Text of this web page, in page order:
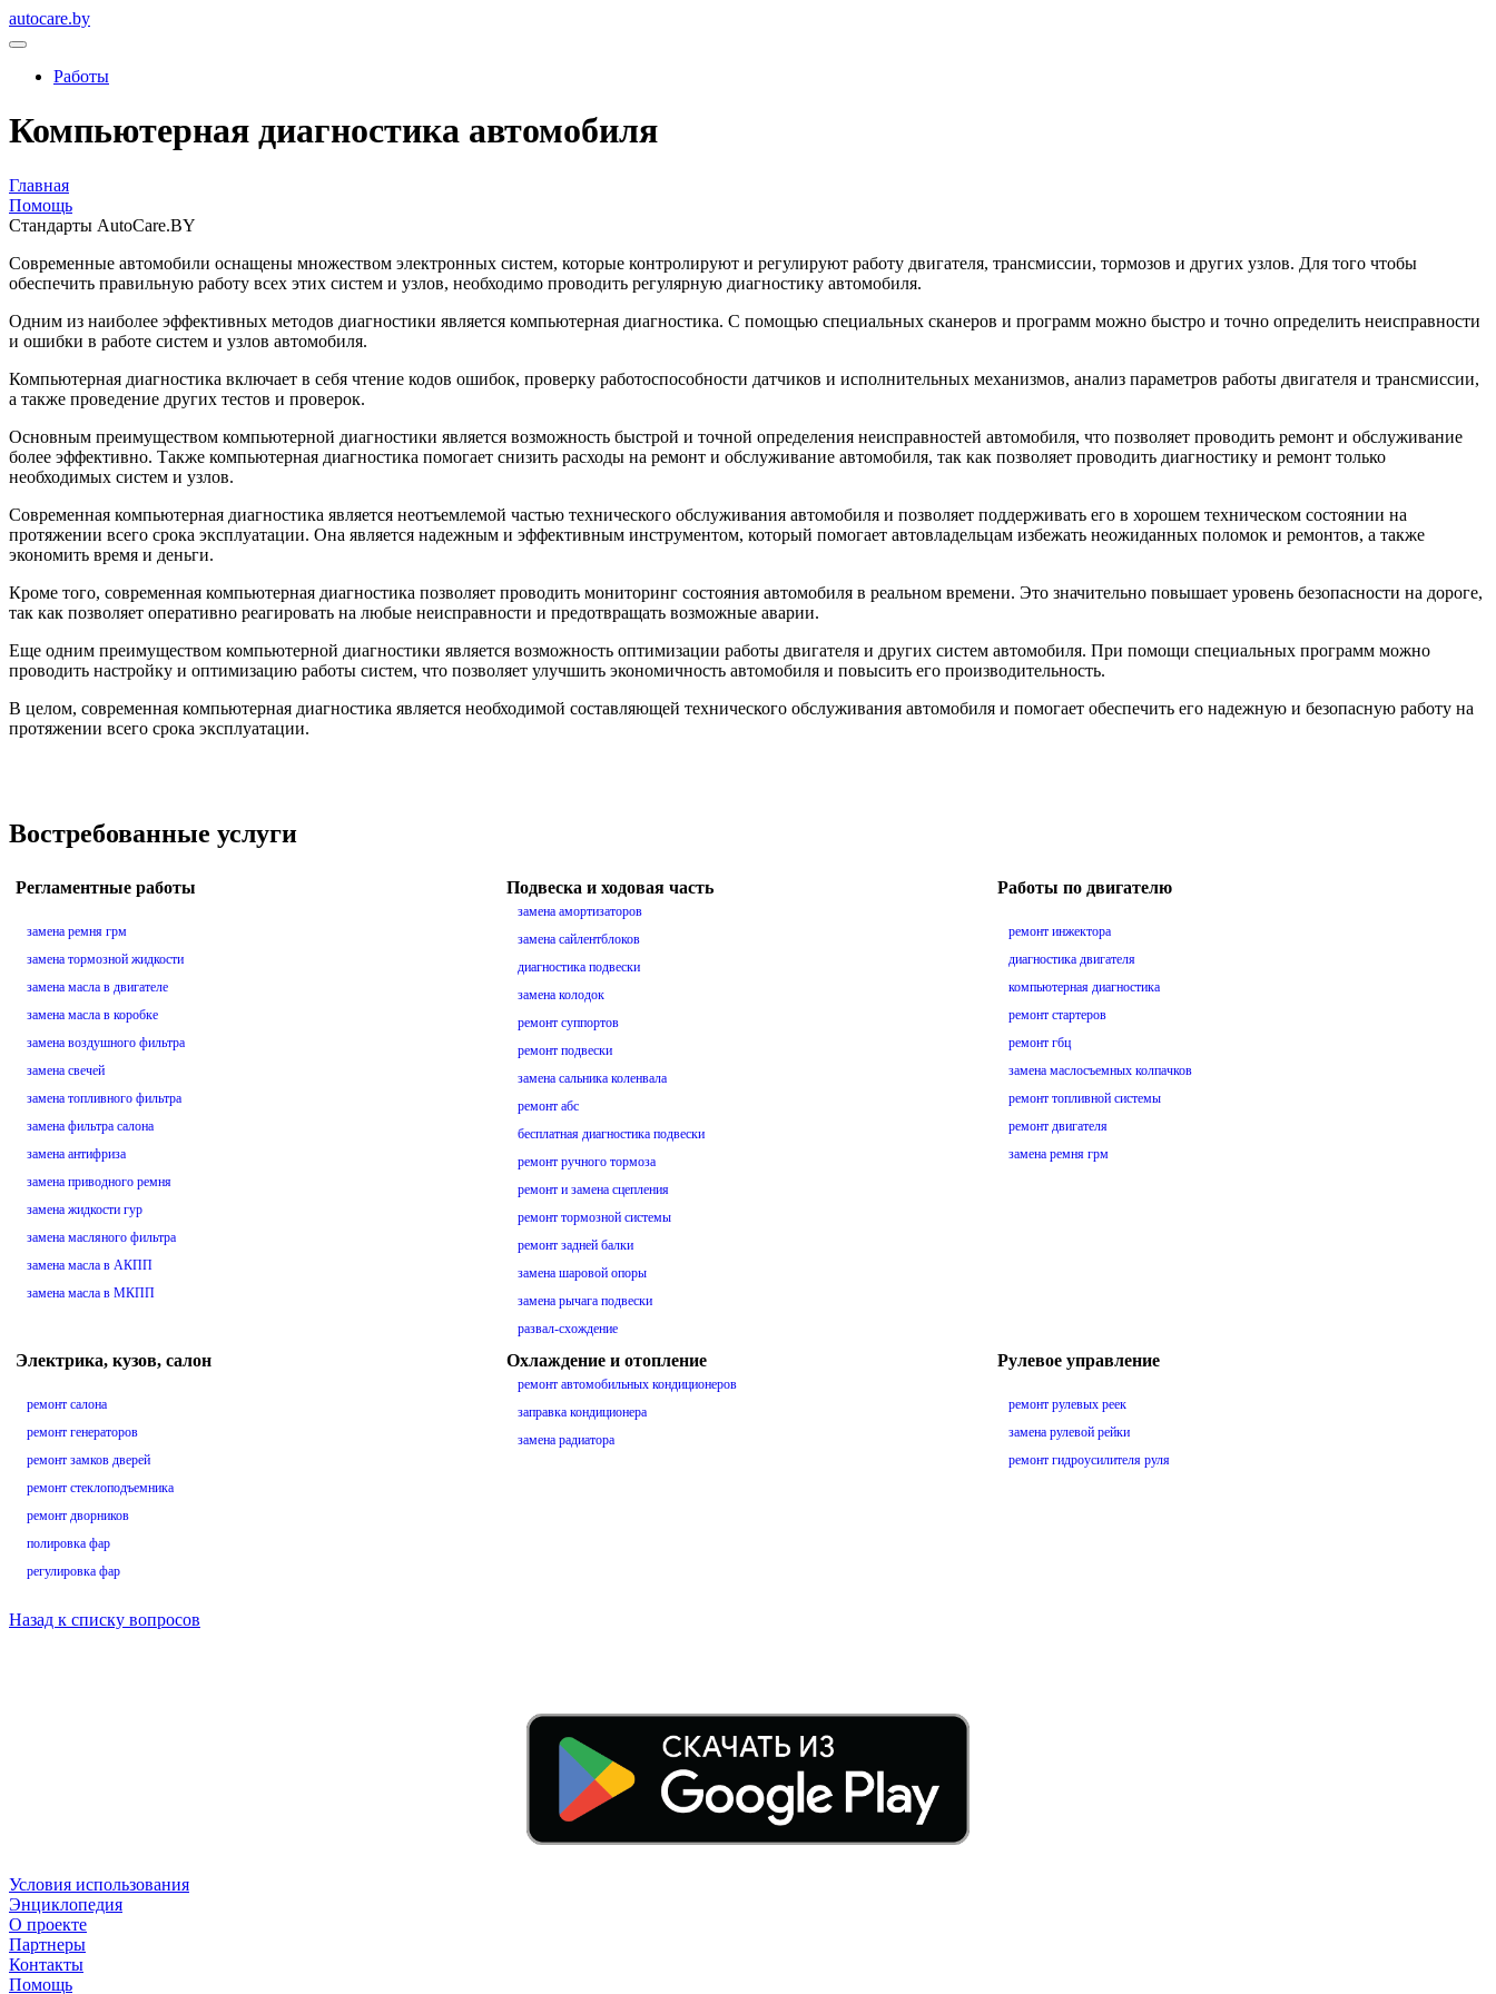
autocare.by
Работы
Компьютерная диагностика автомобиля
Главная
Помощь
Стандарты AutoCare.BY
Современные автомобили оснащены множеством электронных систем, которые контролируют и регулируют работу двигателя, трансмиссии, тормозов и других узлов. Для того чтобы
обеспечить правильную работу всех этих систем и узлов, необходимо проводить регулярную диагностику автомобиля.
Одним из наиболее эффективных методов диагностики является компьютерная диагностика. С помощью специальных сканеров и программ можно быстро и точно определить неисправности
и ошибки в работе систем и узлов автомобиля.
Компьютерная диагностика включает в себя чтение кодов ошибок, проверку работоспособности датчиков и исполнительных механизмов, анализ параметров работы двигателя и трансмиссии,
а также проведение других тестов и проверок.
Основным преимуществом компьютерной диагностики является возможность быстрой и точной определения неисправностей автомобиля, что позволяет проводить ремонт и обслуживание
более эффективно. Также компьютерная диагностика помогает снизить расходы на ремонт и обслуживание автомобиля, так как позволяет проводить диагностику и ремонт только
необходимых систем и узлов.
Современная компьютерная диагностика является неотъемлемой частью технического обслуживания автомобиля и позволяет поддерживать его в хорошем техническом состоянии на
протяжении всего срока эксплуатации. Она является надежным и эффективным инструментом, который помогает автовладельцам избежать неожиданных поломок и ремонтов, а также
экономить время и деньги.
Кроме того, современная компьютерная диагностика позволяет проводить мониторинг состояния автомобиля в реальном времени. Это значительно повышает уровень безопасности на дороге,
так как позволяет оперативно реагировать на любые неисправности и предотвращать возможные аварии.
Еще одним преимуществом компьютерной диагностики является возможность оптимизации работы двигателя и других систем автомобиля. При помощи специальных программ можно
проводить настройку и оптимизацию работы систем, что позволяет улучшить экономичность автомобиля и повысить его производительность.
В целом, современная компьютерная диагностика является необходимой составляющей технического обслуживания автомобиля и помогает обеспечить его надежную и безопасную работу на
протяжении всего срока эксплуатации.
Востребованные услуги
Регламентные работы
замена ремня грм
замена тормозной жидкости
замена масла в двигателе
замена масла в коробке
замена воздушного фильтра
замена свечей
замена топливного фильтра
замена фильтра салона
замена антифриза
замена приводного ремня
замена жидкости гур
замена масляного фильтра
замена масла в АКПП
замена масла в МКПП
Подвеска и ходовая часть
замена амортизаторов
замена сайлентблоков
диагностика подвески
замена колодок
ремонт суппортов
ремонт подвески
замена сальника коленвала
ремонт абс
бесплатная диагностика подвески
ремонт ручного тормоза
ремонт и замена сцепления
ремонт тормозной системы
ремонт задней балки
замена шаровой опоры
замена рычага подвески
развал-схождение
Работы по двигателю
ремонт инжектора
диагностика двигателя
компьютерная диагностика
ремонт стартеров
ремонт гбц
замена маслосъемных колпачков
ремонт топливной системы
ремонт двигателя
замена ремня грм
Электрика, кузов, салон
ремонт салона
ремонт генераторов
ремонт замков дверей
ремонт стеклоподъемника
ремонт дворников
полировка фар
регулировка фар
Охлаждение и отопление
ремонт автомобильных кондиционеров
заправка кондиционера
замена радиатора
Рулевое управление
ремонт рулевых реек
замена рулевой рейки
ремонт гидроусилителя руля
Назад к списку вопросов
Условия использования
Энциклопедия
О проекте
Партнеры
Контакты
Помощь